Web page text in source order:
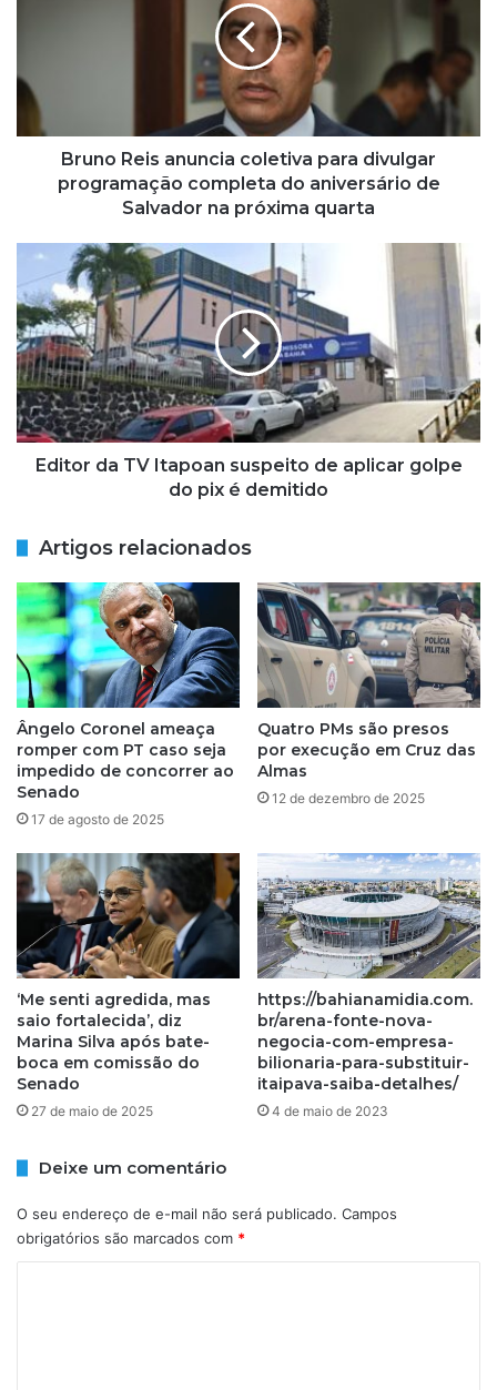
programação
completa
do
aniversárioBruno Reis anuncia coletiva para divulgar
programação completa do aniversário de
Salvador na próxima quarta
Editor
TV
Itapoan
suspeito
de
aplicar
golpe
do
Editor da TV Itapoan suspeito de aplicar golpe
do pix é demitido
Artigos relacionados
Ângelo Coronel ameaça
romper com PT caso seja
impedido de concorrer ao
Senado
17 de agosto de 2025
Quatro PMs são presos
por execução em Cruz das
Almas
12 de dezembro de 2025
‘Me senti agredida, mas
saio fortalecida’, diz
Marina Silva após bate-
boca em comissão do
Senado
27 de maio de 2025
https://bahianamidia.com.
br/arena-fonte-nova-
negocia-com-empresa-
bilionaria-para-substituir-
itaipava-saiba-detalhes/
4 de maio de 2023
Deixe um comentário
O seu endereço de e-mail não será publicado. Campos
obrigatórios são marcados com *